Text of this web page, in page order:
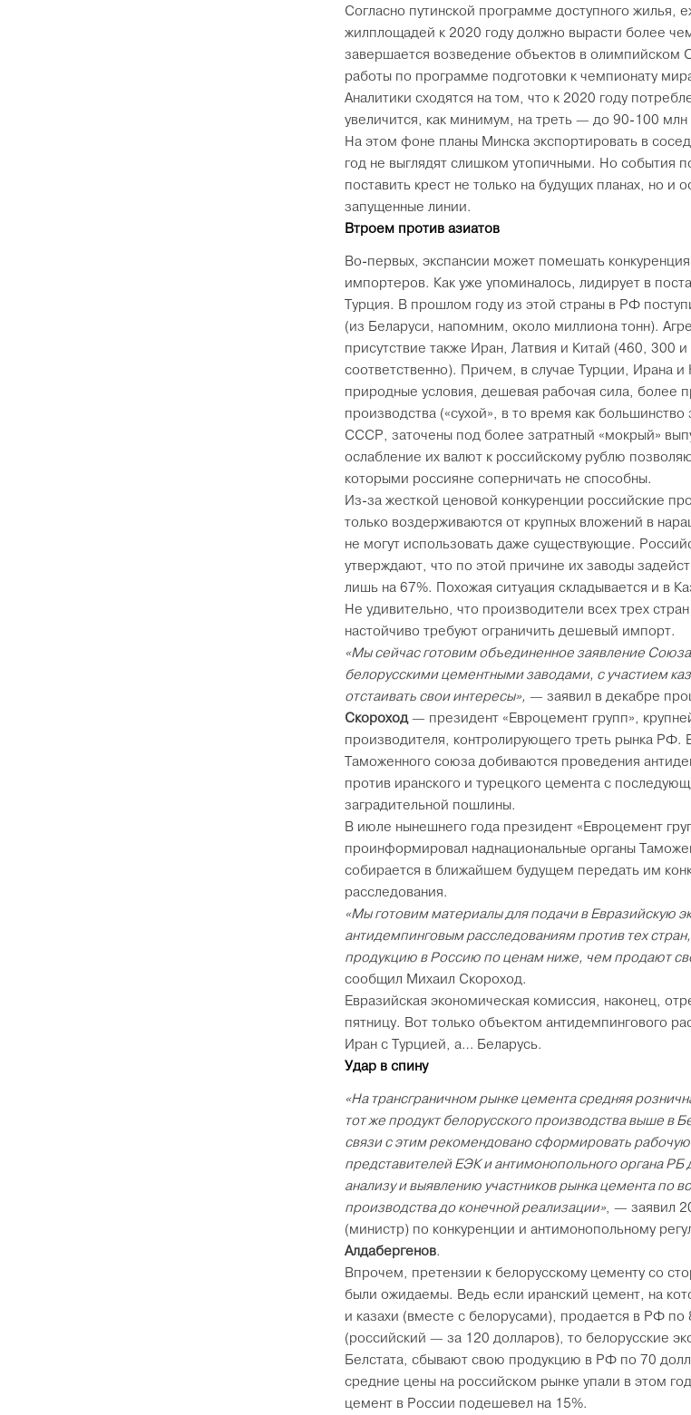
Согласно путинской программе доступного жилья,
жилплощадей к 2020 году должно вырасти более
завершается возведение объектов в олимпийском
работы по программе подготовки к чемпионату
Аналитики сходятся на том, что к 2020 году
увеличится, как минимум, на треть — до 90-100 млн
На этом фоне планы Минска экспортировать в
год не выглядят слишком утопичными. Но события
поставить крест не только на будущих планах, но и
запущенные линии.
Втроем против азиатов
Во-первых, экспансии может помешать
импортеров. Как уже упоминалось, лидирует в
Турция. В прошлом году из этой страны в РФ
(из Беларуси, напомним, около миллиона тонн).
присутствие также Иран, Латвия и Китай (460, 300
соответственно). Причем, в случае Турции, Ирана и
природные условия, дешевая рабочая сила, более
производства («сухой», в то время как
СССР, заточены под более затратный «мокрый»
ослабление их валют к российскому рублю
которыми россияне соперничать не способны.
Из-за жесткой ценовой конкуренции российские
только воздерживаются от крупных вложений в
не могут использовать даже существующие.
утверждают, что по этой причине их заводы
лишь на 67%. Похожая ситуация складывается и в
Не удивительно, что производители всех трех
настойчиво требуют ограничить дешевый импорт.
«Мы сейчас готовим объединенное заявление
белорусскими цементными заводами, с участием
отстаивать свои интересы», — заявил в декабре
Скороход— президент «Евроцемент групп»,
производителя, контролирующего треть рынка РФ.
Таможенного союза добиваются проведения
против иранского и турецкого цемента с
заградительной пошлины.
В июле нынешнего года президент «Евроцемент
проинформировал наднациональные органы
собирается в ближайшем будущем передать им
расследования.
«Мы готовим материалы для подачи в Евразийскую
антидемпинговым расследованиям против тех
продукцию в Россию по ценам ниже, чем продают
сообщил Михаил Скороход.
Евразийская экономическая комиссия, наконец,
пятницу. Вот только объектом антидемпингового
Иран с Турцией, а… Беларусь.
Удар в спину
«На трансграничном рынке цемента средняя
тот же продукт белорусского производства выше в
связи с этим рекомендовано сформировать рабочую
представителей ЕЭК и антимонопольного органа
анализу и выявлению участников рынка цемента по
производства до конечной реализации», — заявил
(министр) по конкуренции и антимонопольному
Алдабергенов.
Впрочем, претензии к белорусскому цементу со
были ожидаемы. Ведь если иранский цемент, на
и казахи (вместе с белорусами), продается в РФ по
(российский — за 120 долларов), то белорусские
Белстата, сбывают свою продукцию в РФ по 70
средние цены на российском рынке упали в этом
цемент в России подешевел на 15%.